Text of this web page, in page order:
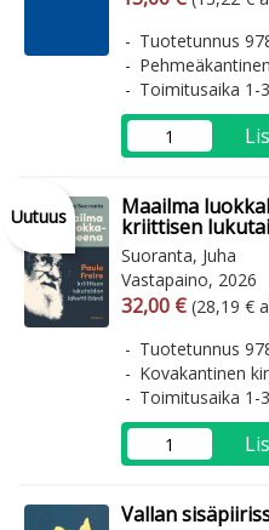
Tuotetunnus
Toimitusaika 1-
Uutuus Maailma
kriittisen
Suoranta, Juha
Vastapaino, 2026
32,00 € (28,19 €
Tuotetunnus
Kovakantinen
Toimitusaika 1-
Vallan